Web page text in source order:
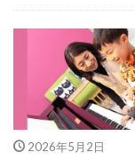
2026年5月2日